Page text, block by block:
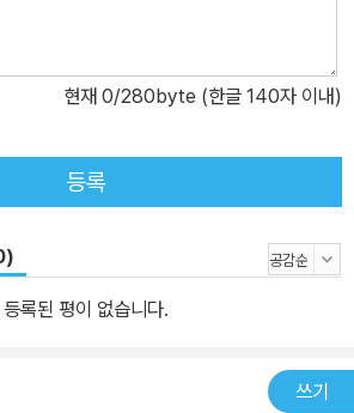
현재 0/280byte (한글 140자 이내)
등록
등록된 평이 없습니다.
쓰기